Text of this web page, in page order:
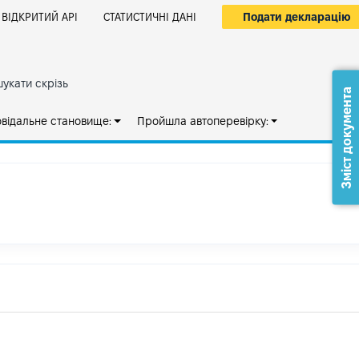
ВІДКРИТИЙ АРІ СТАТИСТИЧНІ ДАНІ Подати декларацію
скрізь
становище: Пройшла автоперевірку: Зміст документа